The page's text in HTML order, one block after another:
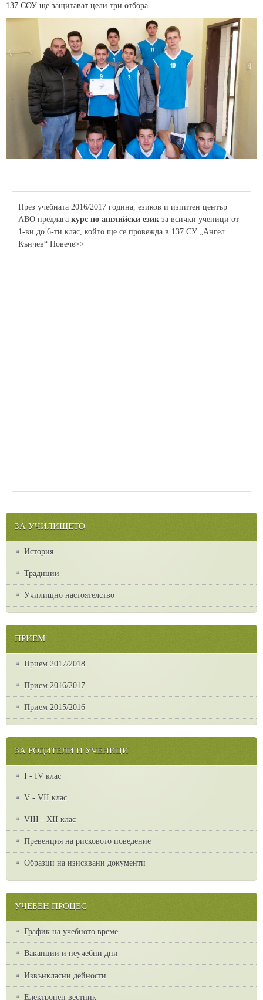
137 СОУ ще защитават цели три отбора.
През учебната 2016/2017 година, езиков и изпитен център
АВО предлага курс по английски език за всички ученици от
1-ви до 6-ти клас, който ще се провежда в 137 СУ „Ангел
Кънчев“ Повече>>
ЗА УЧИЛИЩЕТО
История
Традиции
Училищно настоятелство
ПРИЕМ
Прием 2017/2018
Прием 2016/2017
Прием 2015/2016
ЗА РОДИТЕЛИ И УЧЕНИЦИ
I - IV клас
V - VII клас
VІІІ - ХІІ клас
Превенция на рисковото поведение
Образци на изисквани документи
УЧЕБЕН ПРОЦЕС
График на учебното време
Ваканции и неучебни дни
Извънкласни дейности
Електронен вестник